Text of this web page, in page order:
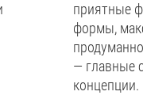
приятные
формы,
— главные
концепции.